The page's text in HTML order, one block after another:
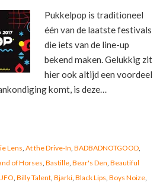
Pukkelpop is traditioneel
één van de laatste festivals
die iets van de line-up
bekend maken. Gelukkig zit
hier ook altijd een voordeel
komt, is deze…
Lens At the Drive-In BADBADNOTGOOD,
of Horses Bastille, Bear's Den Beautiful
Billy Talent, Bjarki, Black Lips Boys Noize,